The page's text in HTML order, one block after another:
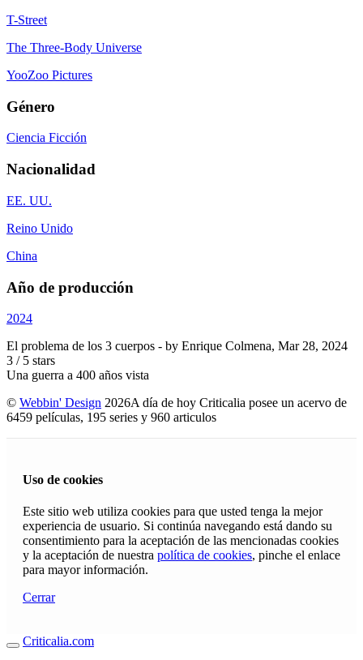
T-Street
The Three-Body Universe
YooZoo Pictures
Género
Ciencia Ficción
Nacionalidad
EE. UU.
Reino Unido
China
Año de producción
2024
El problema de los 3 cuerpos - by Enrique Colmena, Mar 28, 2024
3 / 5 stars
Una guerra a 400 años vista
© Webbin' Design 2026A día de hoy Criticalia posee un acervo de
6459 películas, 195 series y 960 articulos
Uso de cookies
Este sitio web utiliza cookies para que usted tenga la mejor
experiencia de usuario. Si continúa navegando está dando su
consentimiento para la aceptación de las mencionadas cookies
y la aceptación de nuestra política de cookies, pinche el enlace
para mayor información.
Cerrar
Criticalia.com